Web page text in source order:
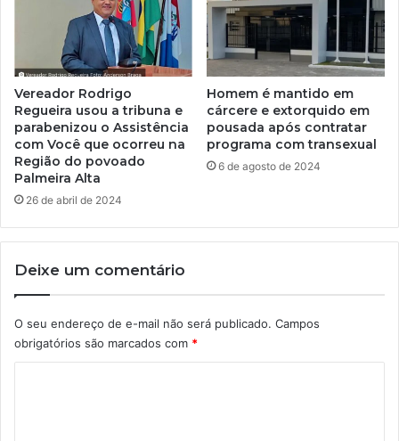
Vereador Rodrigo
Regueira usou a tribuna e
parabenizou o Assistência
com Você que ocorreu na
Região do povoado
Palmeira Alta
26 de abril de 2024
Homem é mantido em
cárcere e extorquido em
pousada após contratar
programa com transexual
6 de agosto de 2024
Deixe um comentário
O seu endereço de e-mail não será publicado. Campos
obrigatórios são marcados com *